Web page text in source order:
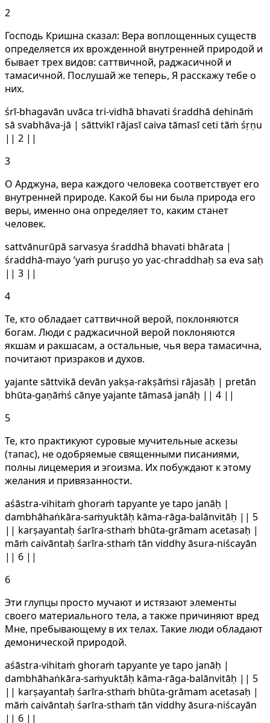
2
Господь Кришна сказал: Вера воплощенных существ
определяется их врожденной внутренней природой и
бывает трех видов: саттвичной, раджасичной и
тамасичной. Послушай же теперь, Я расскажу тебе о
них.
śrī-bhagavān uvāca tri-vidhā bhavati śraddhā dehināṁ
sā svabhāva-jā | sāttvikī rājasī caiva tāmasī ceti tāṁ śṛṇu
|| 2 ||
3
О Арджуна, вера каждого человека соответствует его
внутренней природе. Какой бы ни была природа его
веры, именно она определяет то, каким станет
человек.
sattvānurūpā sarvasya śraddhā bhavati bhārata |
śraddhā-mayo ’yaṁ puruṣo yo yac-chraddhaḥ sa eva saḥ
|| 3 ||
4
Те, кто обладает саттвичной верой, поклоняются
богам. Люди с раджасичной верой поклоняются
якшам и ракшасам, а остальные, чья вера тамасична,
почитают призраков и духов.
yajante sāttvikā devān yakṣa-rakṣāṁsi rājasāḥ | pretān
bhūta-gaṇāṁś cānye yajante tāmasā janāḥ || 4 ||
5
Те, кто практикуют суровые мучительные аскезы
(тапас), не одобряемые священными писаниями,
полны лицемерия и эгоизма. Их побуждают к этому
желания и привязанности.
aśāstra-vihitaṁ ghoraṁ tapyante ye tapo janāḥ |
dambhāhaṅkāra-saṁyuktāḥ kāma-rāga-balānvitāḥ || 5
|| karṣayantaḥ śarīra-sthaṁ bhūta-grāmam acetasaḥ |
māṁ caivāntaḥ śarīra-sthaṁ tān viddhy āsura-niścayān
|| 6 ||
6
Эти глупцы просто мучают и истязают элементы
своего материального тела, а также причиняют вред
Мне, пребывающему в их телах. Такие люди обладают
демонической природой.
aśāstra-vihitaṁ ghoraṁ tapyante ye tapo janāḥ |
dambhāhaṅkāra-saṁyuktāḥ kāma-rāga-balānvitāḥ || 5
|| karṣayantaḥ śarīra-sthaṁ bhūta-grāmam acetasaḥ |
māṁ caivāntaḥ śarīra-sthaṁ tān viddhy āsura-niścayān
|| 6 ||